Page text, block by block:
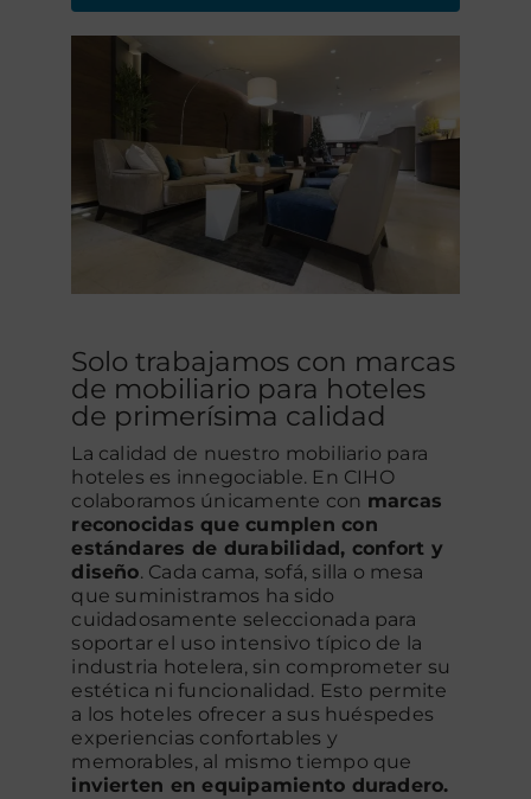
Solo trabajamos con marcas
de mobiliario para hoteles
de primerísima calidad
La calidad de nuestro mobiliario para
hoteles es innegociable. En CIHO
colaboramos únicamente con marcas
reconocidas que cumplen con
estándares de durabilidad, confort y
diseño. Cada cama, sofá, silla o mesa
que suministramos ha sido
cuidadosamente seleccionada para
soportar el uso intensivo típico de la
industria hotelera, sin comprometer su
estética ni funcionalidad. Esto permite
a los hoteles ofrecer a sus huéspedes
experiencias confortables y
memorables, al mismo tiempo que
invierten en equipamiento duradero.